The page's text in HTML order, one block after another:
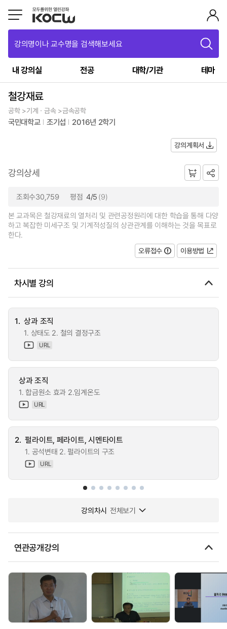
강의명이나 교수명을 검색해보세요
내 강의실 전공 대학/기관 테마
철강재료
공학 >기계ㆍ금속 >금속공학
국민대학교 조기섭 2016년 2학기
강의계획서
강의상세
조회수30,759 평점 4/5 (9)
본 교과목은 철강재료의 열처리 및 관련공정원리에 대한 학습을 통해 다양
하고 복잡한 미세구조 및 기계적성질의 상관관계를 이해하는 것을 목표로
한다.
오류접수
이용방법
차시별 강의
1. 상과 조직
1. 상태도 2. 철의 결정구조
URL
상과 조직
1. 합금원소 효과 2.임계온도
URL
2. 펄라이트, 페라이트, 시멘타이트
1. 공석변태 2. 펄라이트의 구조
URL
강의차시 전체보기
연관공개강의